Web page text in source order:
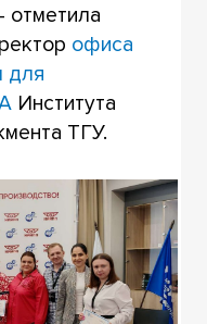
отметила
офиса
для
Института
ТГУ.